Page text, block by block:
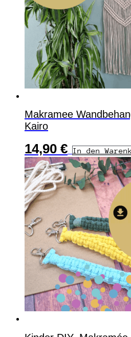
Makramee
Kairo
14,90 € In den